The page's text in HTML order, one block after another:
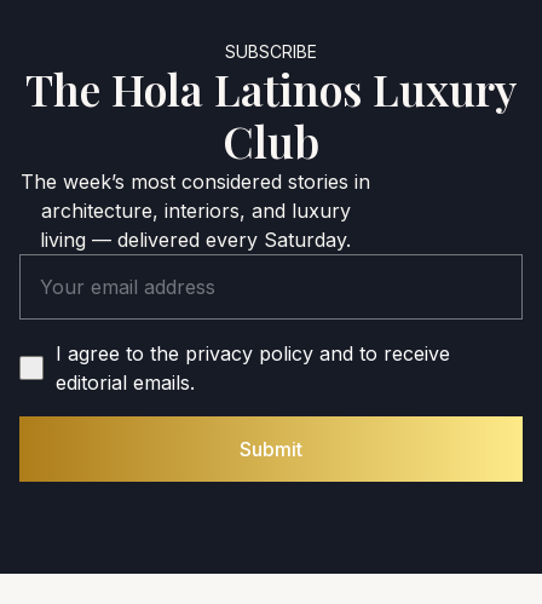
SUBSCRIBE
The Hola Latinos Luxury
Club
The week’s most considered stories in
architecture, interiors, and luxury
living — delivered every Saturday.
I agree to the privacy policy and to receive
editorial emails.
Submit